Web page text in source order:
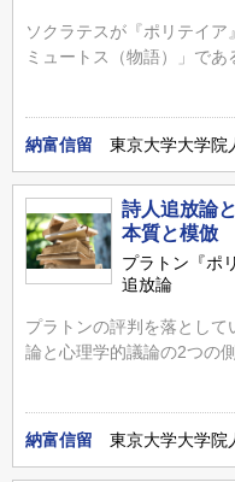
ソクラテスが『ポリテイ
ミュートス（物語）」であ
納富信留 東京大学大学院
詩人追放論
本質と模倣
プラトン『ポ
追放論
プラトンの評判を落とし
論と心理学的議論の2つの
納富信留 東京大学大学院